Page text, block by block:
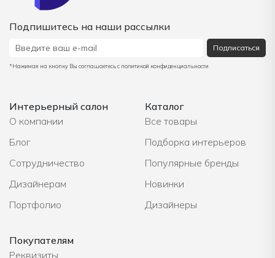
Интерьерный салон
О компании
Блог
Сотрудничество
Дизайнерам
Портфолио
Каталог
Все товары
Подборка интерьеров
Популярные бренды
Новинки
Дизайнеры
Покупателям
Реквизиты
Подпишитесь на наши рассылки
Подписаться
*Нажимая на кнопку Вы соглашаетесь с политикой конфиденциальности